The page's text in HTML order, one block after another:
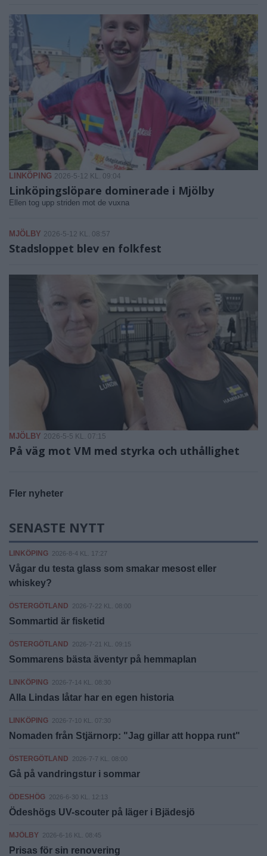
LINKÖPING 2026-5-12 KL. 09:04
Linköpingslöpare dominerade i Mjölby
Ellen tog upp striden mot de vuxna
MJÖLBY 2026-5-12 KL. 08:57
Stadsloppet blev en folkfest
MJÖLBY 2026-5-5 KL. 07:15
På väg mot VM med styrka och uthållighet
Fler nyheter
SENASTE NYTT
LINKÖPING 2026-8-4 KL. 17:27
Vågar du testa glass som smakar mesost eller
whiskey?
ÖSTERGÖTLAND 2026-7-22 KL. 08:00
Sommartid är fisketid
ÖSTERGÖTLAND 2026-7-21 KL. 09:15
Sommarens bästa äventyr på hemmaplan
LINKÖPING 2026-7-14 KL. 08:30
Alla Lindas låtar har en egen historia
LINKÖPING 2026-7-10 KL. 07:30
Nomaden från Stjärnorp: "Jag gillar att hoppa runt"
ÖSTERGÖTLAND 2026-7-7 KL. 08:00
Gå på vandringstur i sommar
ÖDESHÖG 2026-6-30 KL. 12:13
Ödeshögs UV-scouter på läger i Bjädesjö
MJÖLBY 2026-6-16 KL. 08:45
Prisas för sin renovering